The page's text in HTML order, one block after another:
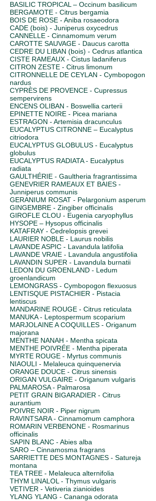
BASILIC TROPICAL – Occinum basilicum
BERGAMOTE - Citrus bergamia
BOIS DE ROSE - Aniba rosaeodora
CADE (bois) - Juniperus oxycedrus
CANNELLE - Cinnamomum verum
CAROTTE SAUVAGE - Daucus carotta
CEDRE DU LIBAN (bois) - Cedrus atlantica
CISTE RAMEAUX - Cistus ladaniferus
CITRON ZESTE - Citrus limonum
CITRONNELLE DE CEYLAN - Cymbopogon
nardus
CYPRÈS DE PROVENCE - Cupressus
sempervirens
ENCENS OLIBAN - Boswellia carterii
EPINETTE NOIRE - Picea mariana
ESTRAGON - Artemisia dracunculus
EUCALYPTUS CITRONNE – Eucalyptus
citriodora
EUCALYPTUS GLOBULUS - Eucalyptus
globulus
EUCALYPTUS RADIATA - Eucalyptus
radiata
GAULTHÉRIE - Gaultheria fragrantissima
GENEVRIER RAMEAUX ET BAIES -
Junniperus communis
GERANIUM ROSAT - Pelargonium asperum
GINGEMBRE - Zingiber officinalis
GIROFLE CLOU - Eugenia caryophyllus
HYSOPE – Hysopus officinalis
KATAFRAY - Cedrelopsis grevei
LAURIER NOBLE - Laurus nobilis
LAVANDE ASPIC - Lavandula latifolia
LAVANDE VRAIE - Lavandula angustifolia
LAVANDIN SUPER - Lavandula burnatii
LEDON DU GROENLAND - Ledum
groenlandicum
LEMONGRASS - Cymbopogon flexuosus
LENTISQUE PISTACHIER - Pistacia
lentiscus
MANDARINE ROUGE - Citrus reticulata
MANUKA - Leptospermum scoparium
MARJOLAINE A COQUILLES - Origanum
majorana
MENTHE NANAH - Mentha spicata
MENTHE POIVRÉE - Mentha piperata
MYRTE ROUGE - Myrtus communis
NIAOULI - Melaleuca quinquenervia
ORANGE DOUCE - Citrus sinensis
ORIGAN VULGAIRE - Origanum vulgaris
PALMAROSA - Palmarosa
PETIT GRAIN BIGARADIER - Citrus
aurantium
POIVRE NOIR - Piper nigrum
RAVINTSARA - Cinnamomum camphora
ROMARIN VERBENONE - Rosmarinus
officinalis
SAPIN BLANC - Abies alba
SARO – Cinnamosma fragrans
SARRIETTE DES MONTAGNES - Satureja
montana
TEA TREE - Melaleuca alternifolia
THYM LINALOL - Thymus vulgaris
VETIVER - Vetiveria zianioides
YLANG YLANG - Cananga odorata